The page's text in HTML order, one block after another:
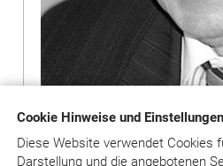
Cookie Hinweise und Einstellungen
Diese Website verwendet Cookies
Darstellung und die angebotenen